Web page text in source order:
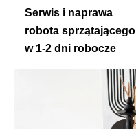
Serwis i naprawa
robota sprzątającego
w 1-2 dni robocze